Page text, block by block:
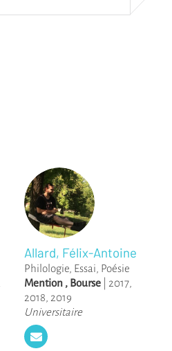
Allard, Félix-Antoine
Philologie Essai Poésie
Mention , Bourse 2017
2018 2019
Universitaire